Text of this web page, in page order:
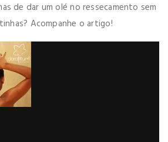
de dar um olé no ressecamento sem
Acompanhe o artigo!